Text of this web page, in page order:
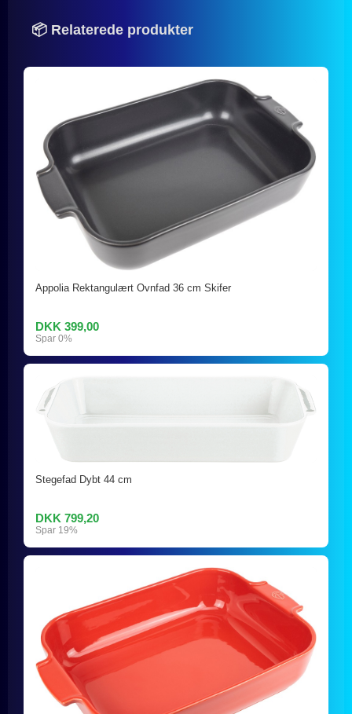
📦 Relaterede produkter
Appolia Rektangulært Ovnfad 36 cm Skifer
DKK 399,00
Spar 0%
Stegefad Dybt 44 cm
DKK 799,20
Spar 19%